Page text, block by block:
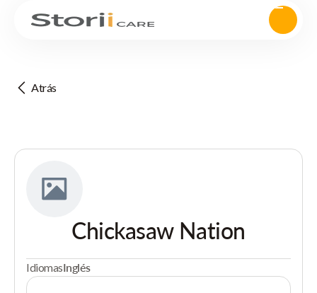
Atrás
Chickasaw Nation
IdiomasInglés